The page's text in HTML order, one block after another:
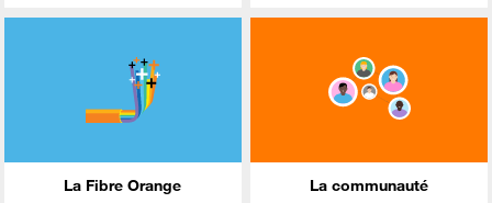
La Fibre Orange La communauté